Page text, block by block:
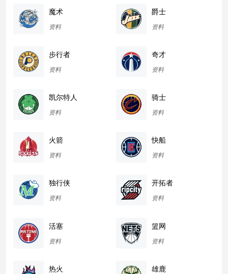
魔术
资料
爵士
资料
步行者
资料
奇才
资料
凯尔特人
资料
骑士
资料
火箭
资料
快船
资料
独行侠
资料
开拓者
资料
活塞
资料
篮网
资料
热火 雄鹿